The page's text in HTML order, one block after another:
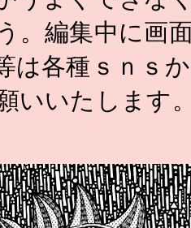
。編集中に画
は各種ｓｎｓ
いいたします